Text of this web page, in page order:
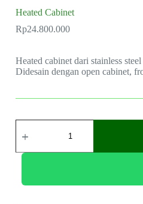
Heated Cabinet
Rp24.800.000
Heated cabinet dari stainless
Didesain dengan open cabinet,
Cabinet